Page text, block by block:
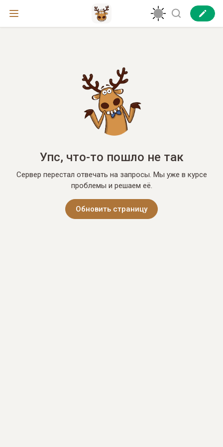
Упс, что-то пошло не так
Сервер перестал отвечать на запросы. Мы уже в курсе
проблемы и решаем её.
Обновить страницу